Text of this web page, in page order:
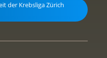
der Krebsliga Zürich